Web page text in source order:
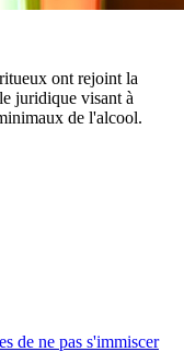
ont rejoint la
juridique visant à
de l'alcool.
de ne pas s'immiscer